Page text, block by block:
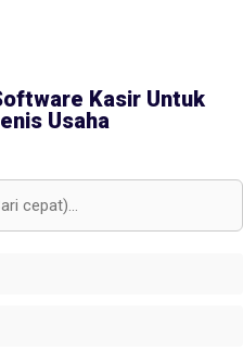
Kasir Untuk
Usaha